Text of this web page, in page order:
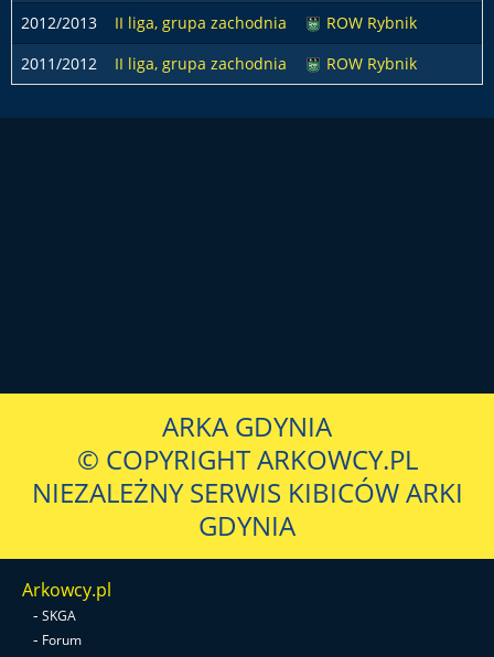
2012/2013
II liga, grupa zachodnia
ROW Rybnik
2011/2012
II liga, grupa zachodnia ROW Rybnik
ARKA GDYNIA
© COPYRIGHT ARKOWCY.PL
NIEZALEŻNY SERWIS KIBICÓW ARKI
GDYNIA
Arkowcy.pl
- SKGA
- Forum